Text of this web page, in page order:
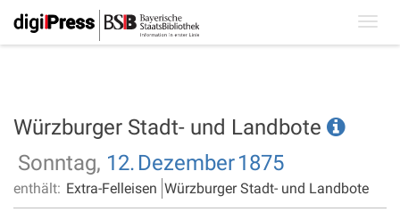
Würzburger Stadt- und Landbote
Sonntag, 12. Dezember1875
enthält: Extra-Felleisen Würzburger Stadt- und Landbote